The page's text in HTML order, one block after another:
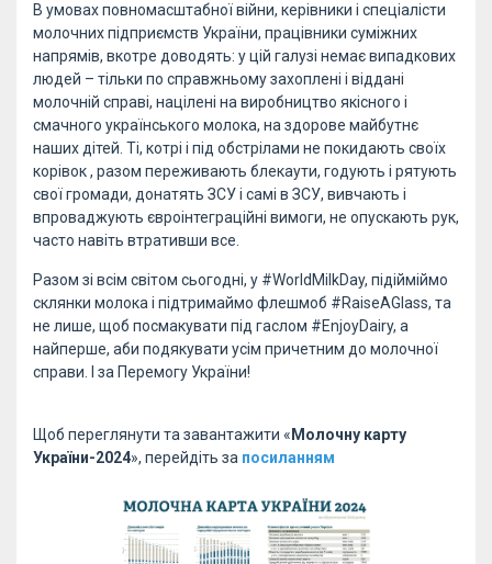
В умовах повномасштабної війни, керівники і спеціалісти
молочних підприємств України, працівники суміжних
напрямiв, вкотре доводять: у цій галузі немає випадкових
людей – тільки по справжньому захоплені і віддані
молочній справі, націлені на виробництво якісного і
смачного українського молока, на здорове майбутнє
наших дітей. Ті, котрі і під обстрілами не покидають своїх
корівок , разом переживають блекаути, годують і рятують
свої громади, донатять ЗСУ і самі в ЗСУ, вивчають і
впроваджують євроінтеграційні вимоги, не опускають рук,
часто навіть втративши все.
Разом зі всім світом сьогодні, у #WorldMilkDay, підійміймо
склянки молока і підтримаймо флешмоб #RaiseAGlass, та
не лише, щоб посмакувати під гаслом #EnjoyDairy, а
найперше, аби подякувати усім причетним до молочної
справи. І за Перемогу України!
Щоб переглянути та завантажити « Молочну карту
України-2024», перейдіть за посиланням